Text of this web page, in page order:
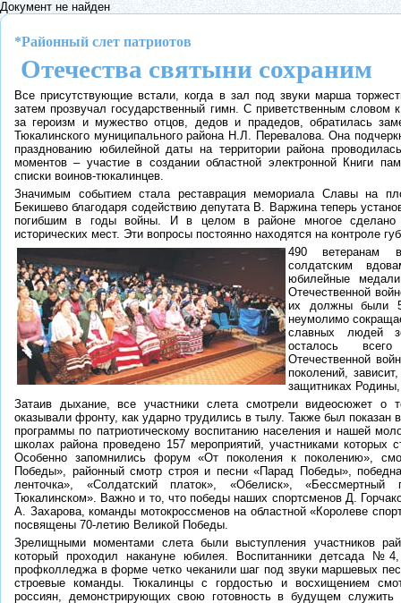
Документ не найден
*Районный слет патриотов
Отечества святыни сохраним
Все присутствующие встали, когда в зал под звуки марша
затем прозвучал государственный гимн. С приветственным словом
за героизм и мужество отцов, дедов и прадедов, обратилась
Тюкалинского муниципального района Н.Л. Перевалова. Она
празднованию юбилейной даты на территории района
моментов – участие в создании областной электронной Книги
списки воинов-тюкалинцев.
Значимым событием стала реставрация мемориала Славы на
Бекишево благодаря содействию депутата В. Варжина теперь
погибшим в годы войны. И в целом в районе многое сделано
исторических мест. Эти вопросы постоянно находятся на контроле
490 ветеранам
солдатским
юбилейные
Отечественной
их должны были
неумолимо
славных людей
осталось
Отечественной
поколений,
защитниках
Затаив дыхание, все участники слета смотрели видеосюжет о
оказывали фронту, как ударно трудились в тылу. Также был показан
программы по патриотическому воспитанию населения и нашей
школах района проведено 157 мероприятий, участниками которых
Особенно запомнились форум «От поколения к поколению»,
Победы», районный смотр строя и песни «Парад Победы»,
ленточка», «Солдатский платок», «Обелиск»,
Тюкалинском». Важно и то, что победы наших спортсменов Д.
А. Захарова, команды мотокроссменов на областной «Королеве
посвящены 70-летию Великой Победы.
Зрелищными моментами слета были выступления участников
который проходил накануне юбилея. Воспитанники детсада
профколледжа в форме четко чеканили шаг под звуки маршевых
строевые команды. Тюкалинцы с гордостью и восхищением
россиян, демонстрирующих свою готовность в будущем